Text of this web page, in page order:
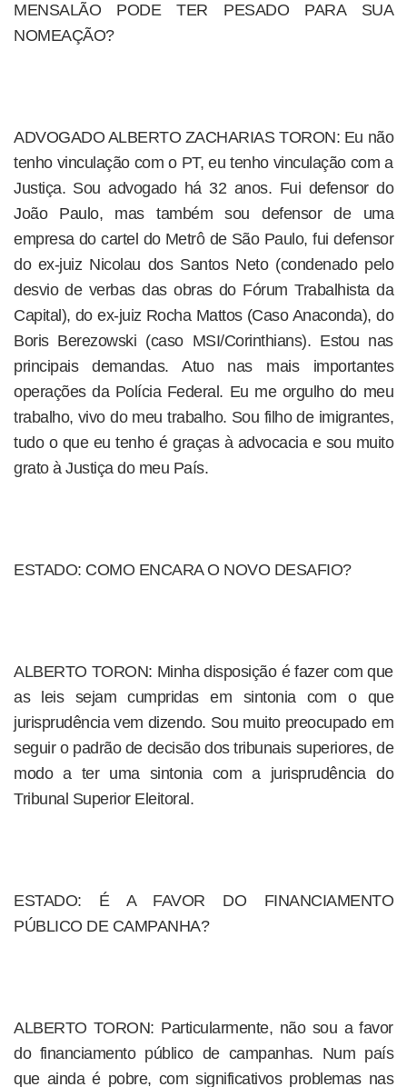
MENSALÃO PODE TER PESADO PARA SUA
NOMEAÇÃO?
ADVOGADO ALBERTO ZACHARIAS TORON: Eu não
tenho vinculação com o PT, eu tenho vinculação com a
Justiça. Sou advogado há 32 anos. Fui defensor do
João Paulo, mas também sou defensor de uma
empresa do cartel do Metrô de São Paulo, fui defensor
do ex-juiz Nicolau dos Santos Neto (condenado pelo
desvio de verbas das obras do Fórum Trabalhista da
Capital), do ex-juiz Rocha Mattos (Caso Anaconda), do
Boris Berezowski (caso MSI/Corinthians). Estou nas
principais demandas. Atuo nas mais importantes
operações da Polícia Federal. Eu me orgulho do meu
trabalho, vivo do meu trabalho. Sou filho de imigrantes,
tudo o que eu tenho é graças à advocacia e sou muito
grato à Justiça do meu País.
ESTADO: COMO ENCARA O NOVO DESAFIO?
ALBERTO TORON: Minha disposição é fazer com que
as leis sejam cumpridas em sintonia com o que
jurisprudência vem dizendo. Sou muito preocupado em
seguir o padrão de decisão dos tribunais superiores, de
modo a ter uma sintonia com a jurisprudência do
Tribunal Superior Eleitoral.
ESTADO: É A FAVOR DO FINANCIAMENTO
PÚBLICO DE CAMPANHA?
ALBERTO TORON: Particularmente, não sou a favor
do financiamento público de campanhas. Num país
que ainda é pobre, com significativos problemas nas